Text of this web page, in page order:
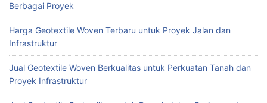
Berbagai Proyek
Harga Geotextile Woven Terbaru untuk Proyek Jalan dan
Infrastruktur
Jual Geotextile Woven Berkualitas untuk Perkuatan Tanah dan
Proyek Infrastruktur